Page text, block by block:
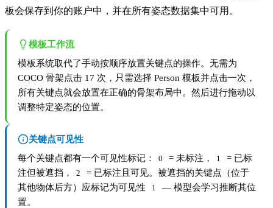
板会保存到你的账户中，并在所有姿态数据集中可用。
模板工作流
模板系统取代了手动按顺序放置关键点的操作。无需为
COCO 骨架点击 17 次，只需选择 Person 模板并点击一次，
所有关键点就会放置在正确的骨架布局中。然后进行拖动以
调整特定姿态的位置。
关键点可见性
每个关键点都有一个可见性标记：
0 = 未标注， 1
= 已标
注但被遮挡，
2
= 已标注且可见。被遮挡的关键点（位于
其他物体后方）应标记为可见性
1
— 模型会学习推断其位
置。